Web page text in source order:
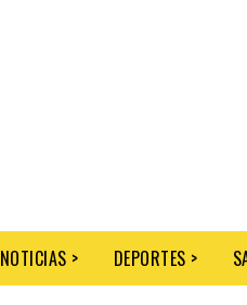
NOTICIAS > DEPORTES >